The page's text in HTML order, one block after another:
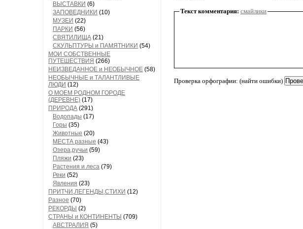
ВЫСТАВКИ (6)
ЗАПОВЕДНИКИ (10)
МУЗЕИ (22)
ПАРКИ (56)
СВЯТИЛИЩА (21)
СКУЛЬПТУРЫ и ПАМЯТНИКИ (54)
МОИ СОБСТВЕННЫЕ
ПУТЕШЕСТВИЯ (266)
НЕИЗВЕДАННОЕ и НЕОБЫЧНОЕ (58)
НЕОБЫЧНЫЕ и ТАЛАНТЛИВЫЕ
ЛЮДИ (12)
О МОЕМ РОДНОМ ГОРОДЕ
(ДЕРЕВНЕ) (17)
ПРИРОДА (291)
Водопады (17)
Горы (35)
Животные (20)
МЕСТА разные (43)
Озера,ручьи (59)
Пляжи (23)
Растения и леса (79)
Реки (52)
Явления (23)
ПРИТЧИ,ЛЕГЕНДЫ,СТИХИ (12)
Разное (70)
РЕКОРДЫ (2)
СТРАНЫ и КОНТИНЕНТЫ (709)
АВСТРАЛИЯ (5)
Текст комментария: смайлики
Проверка орфографии: (найти ошибки)